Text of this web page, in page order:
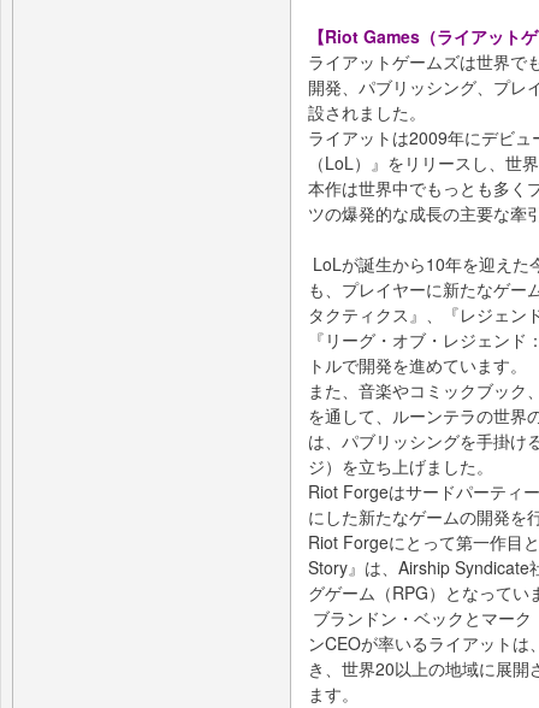
【Riot Games（ライアット
ライアットゲームズは世界で
開発、パブリッシング、プレ
設されました。
ライアットは2009年にデビ
（LoL）』をリリースし、世
本作は世界中でもっとも多く
ツの爆発的な成長の主要な牽
LoLが誕生から10年を迎えた
も、プレイヤーに新たなゲー
タクティクス』、『レジェン
『リーグ・オブ・レジェン
トルで開発を進めています。
また、音楽やコミックブック
を通して、ルーンテラの世界
は、パブリッシングを手掛け
ジ）を立ち上げました。
Riot Forgeはサードパーティ
にした新たなゲームの開発を
Riot Forgeにとって第一作目
Story』は、Airship Syndicate
グゲーム（RPG）となってい
ブランドン・ベックとマー
ンCEOが率いるライアット
き、世界20以上の地域に展
ます。